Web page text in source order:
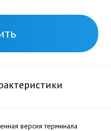
версия терминала